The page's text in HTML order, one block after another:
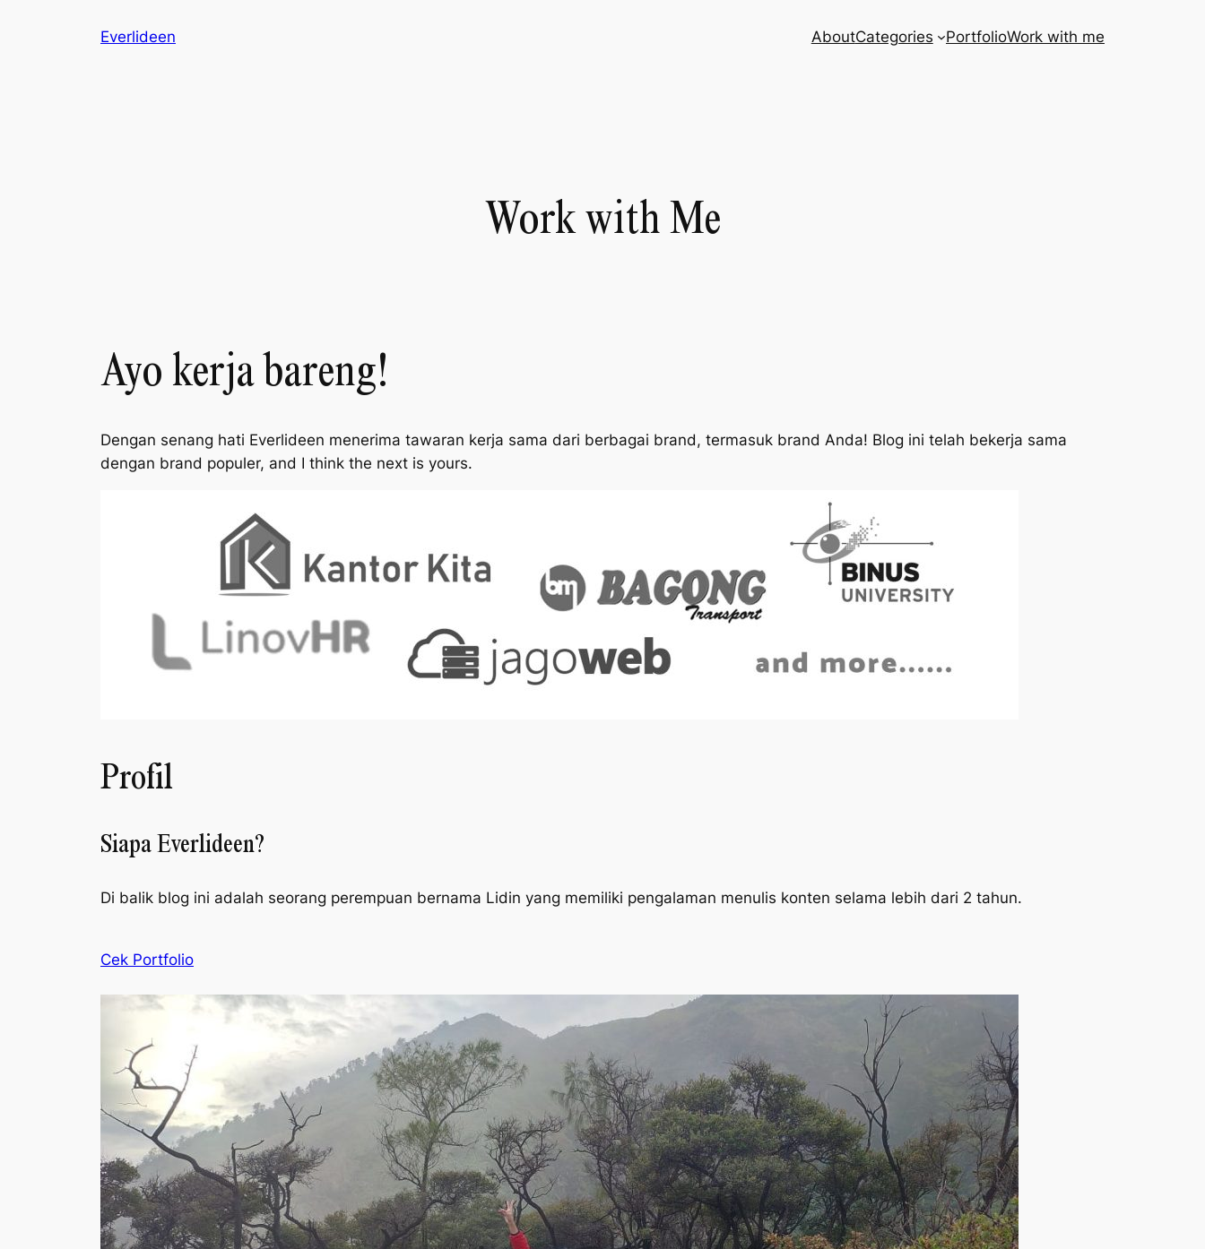
Everlideen AboutCategories PortfolioWork with me
Work with Me
Ayo kerja bareng!
Dengan senang hati Everlideen menerima tawaran kerja sama dari berbagai brand, termasuk brand Anda! Blog ini telah bekerja sama
dengan brand populer, and I think the next is yours.
Profil
Siapa Everlideen?
Di balik blog ini adalah seorang perempuan bernama Lidin yang memiliki pengalaman menulis konten selama lebih dari 2 tahun.
Cek Portfolio